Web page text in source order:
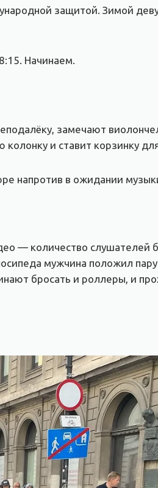
защитой. Зимой
Начинаем.
замечают
и ставит корзинку
напротив в ожидании
— количество слушателей
мужчина положил
бросать и роллеры, и